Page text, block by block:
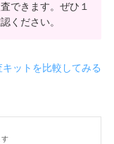
できます。ぜひ１
ください。
ットを比較してみる
す